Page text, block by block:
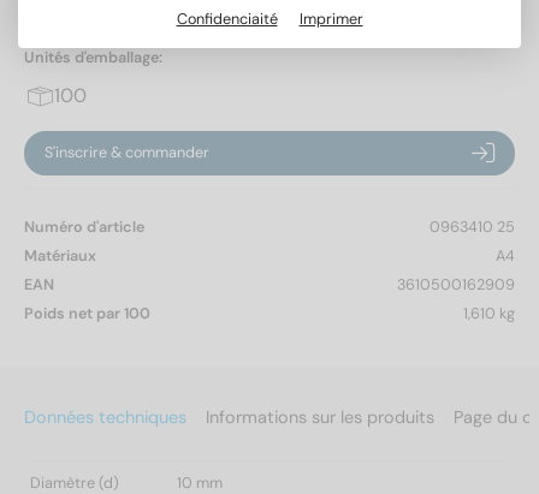
Vis à tête fraisée fendue
Unités d'emballage:
100
S'inscrire & commander
Numéro d'article
0963410 25
Matériaux
A4
EAN
3610500162909
Poids net par 100
1,610 kg
Données techniques Informations sur les produits Page du
Diamètre (d) 10 mm
Confidenciaité Imprimer